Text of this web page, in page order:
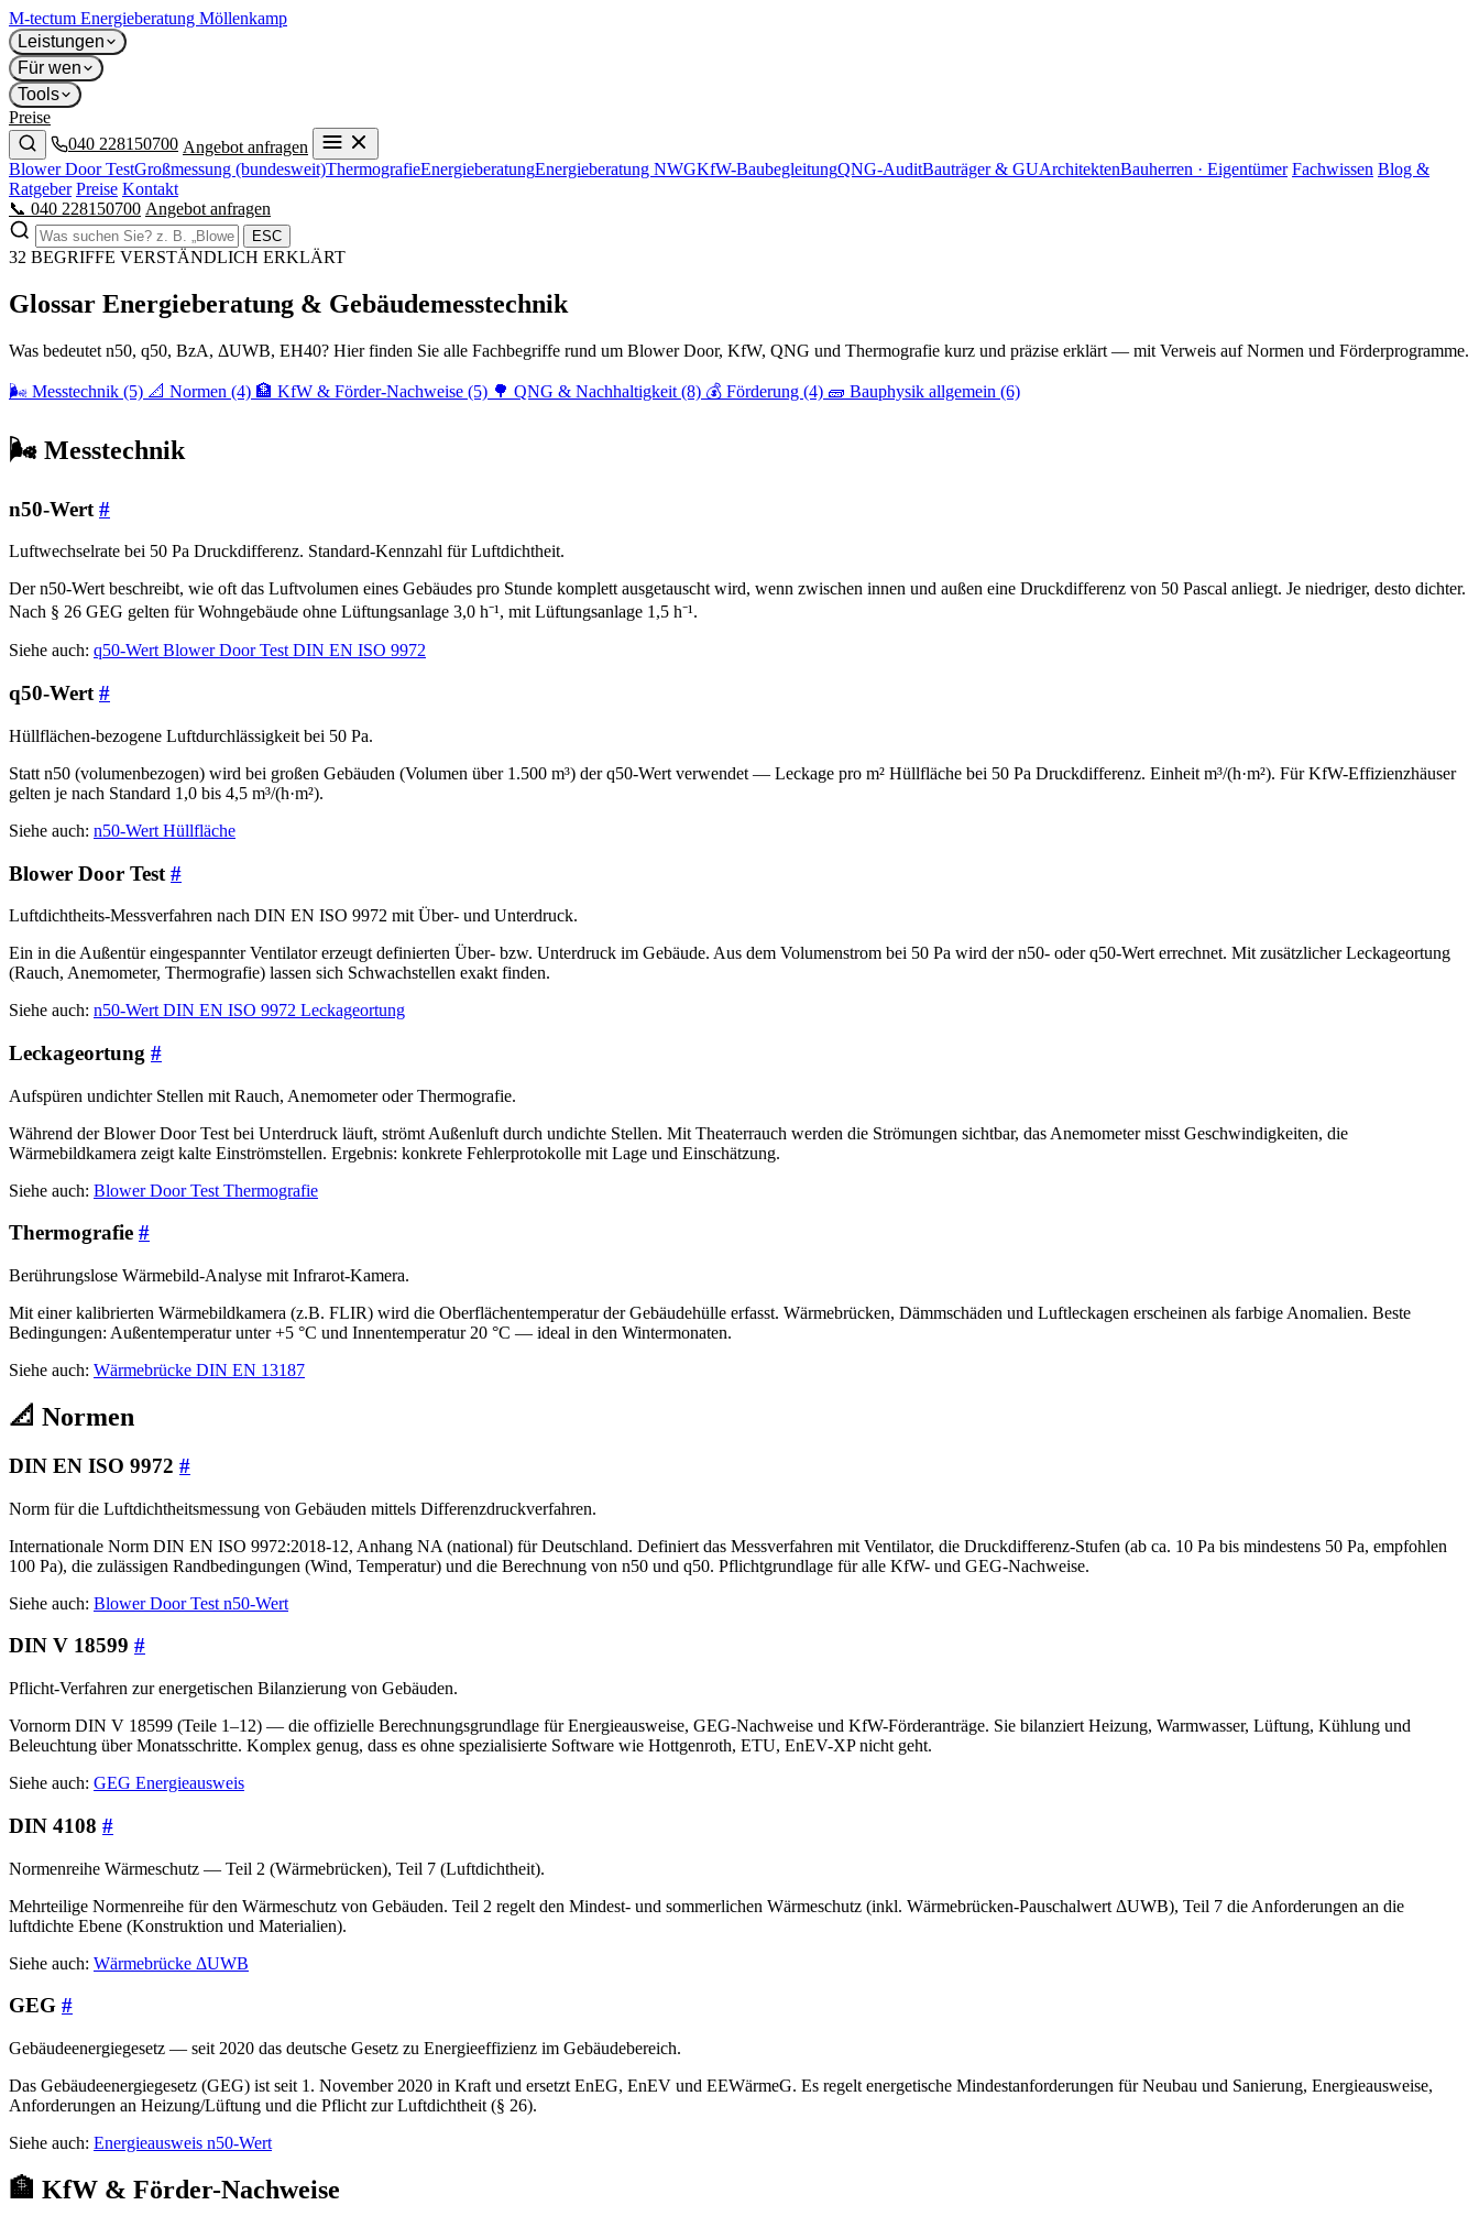
M-tectum Energieberatung Möllenkamp
Leistungen
Für wen
Tools
Preise
040 228150700 Angebot anfragen
Blower Door TestGroßmessung (bundesweit)ThermografieEnergieberatungEnergieberatung NWGKfW-BaubegleitungQNG-AuditBauträger & GUArchitektenBauherren · Eigentümer Fachwissen Blog &
Ratgeber Preise Kontakt
📞 040 228150700 Angebot anfragen
ESC
32 BEGRIFFE VERSTÄNDLICH ERKLÄRT
Glossar Energieberatung & Gebäudemesstechnik
Was bedeutet n50, q50, BzA, ΔUWB, EH40? Hier finden Sie alle Fachbegriffe rund um Blower Door, KfW, QNG und Thermografie kurz und präzise erklärt — mit Verweis auf Normen und Förderprogramme.
🌬 Messtechnik (5) 📐 Normen (4) 🏦 KfW & Förder-Nachweise (5) 🌳 QNG & Nachhaltigkeit (8) 💰 Förderung (4) 🧱 Bauphysik allgemein (6)
🌬 Messtechnik
n50-Wert #
Luftwechselrate bei 50 Pa Druckdifferenz. Standard-Kennzahl für Luftdichtheit.
Der n50-Wert beschreibt, wie oft das Luftvolumen eines Gebäudes pro Stunde komplett ausgetauscht wird, wenn zwischen innen und außen eine Druckdifferenz von 50 Pascal anliegt. Je niedriger, desto dichter.
Nach § 26 GEG gelten für Wohngebäude ohne Lüftungsanlage 3,0 h⁻¹, mit Lüftungsanlage 1,5 h⁻¹.
Siehe auch: q50-Wert Blower Door Test DIN EN ISO 9972
q50-Wert #
Hüllflächen-bezogene Luftdurchlässigkeit bei 50 Pa.
Statt n50 (volumenbezogen) wird bei großen Gebäuden (Volumen über 1.500 m³) der q50-Wert verwendet — Leckage pro m² Hüllfläche bei 50 Pa Druckdifferenz. Einheit m³/(h·m²). Für KfW-Effizienzhäuser
gelten je nach Standard 1,0 bis 4,5 m³/(h·m²).
Siehe auch: n50-Wert Hüllfläche
Blower Door Test #
Luftdichtheits-Messverfahren nach DIN EN ISO 9972 mit Über- und Unterdruck.
Ein in die Außentür eingespannter Ventilator erzeugt definierten Über- bzw. Unterdruck im Gebäude. Aus dem Volumenstrom bei 50 Pa wird der n50- oder q50-Wert errechnet. Mit zusätzlicher Leckageortung
(Rauch, Anemometer, Thermografie) lassen sich Schwachstellen exakt finden.
Siehe auch: n50-Wert DIN EN ISO 9972 Leckageortung
Leckageortung #
Aufspüren undichter Stellen mit Rauch, Anemometer oder Thermografie.
Während der Blower Door Test bei Unterdruck läuft, strömt Außenluft durch undichte Stellen. Mit Theaterrauch werden die Strömungen sichtbar, das Anemometer misst Geschwindigkeiten, die
Wärmebildkamera zeigt kalte Einströmstellen. Ergebnis: konkrete Fehlerprotokolle mit Lage und Einschätzung.
Siehe auch: Blower Door Test Thermografie
Thermografie #
Berührungslose Wärmebild-Analyse mit Infrarot-Kamera.
Mit einer kalibrierten Wärmebildkamera (z.B. FLIR) wird die Oberflächentemperatur der Gebäudehülle erfasst. Wärmebrücken, Dämmschäden und Luftleckagen erscheinen als farbige Anomalien. Beste
Bedingungen: Außentemperatur unter +5 °C und Innentemperatur 20 °C — ideal in den Wintermonaten.
Siehe auch: Wärmebrücke DIN EN 13187
📐 Normen
DIN EN ISO 9972 #
Norm für die Luftdichtheitsmessung von Gebäuden mittels Differenzdruckverfahren.
Internationale Norm DIN EN ISO 9972:2018-12, Anhang NA (national) für Deutschland. Definiert das Messverfahren mit Ventilator, die Druckdifferenz-Stufen (ab ca. 10 Pa bis mindestens 50 Pa, empfohlen
100 Pa), die zulässigen Randbedingungen (Wind, Temperatur) und die Berechnung von n50 und q50. Pflichtgrundlage für alle KfW- und GEG-Nachweise.
Siehe auch: Blower Door Test n50-Wert
DIN V 18599 #
Pflicht-Verfahren zur energetischen Bilanzierung von Gebäuden.
Vornorm DIN V 18599 (Teile 1–12) — die offizielle Berechnungsgrundlage für Energieausweise, GEG-Nachweise und KfW-Förderanträge. Sie bilanziert Heizung, Warmwasser, Lüftung, Kühlung und
Beleuchtung über Monatsschritte. Komplex genug, dass es ohne spezialisierte Software wie Hottgenroth, ETU, EnEV-XP nicht geht.
Siehe auch: GEG Energieausweis
DIN 4108 #
Normenreihe Wärmeschutz — Teil 2 (Wärmebrücken), Teil 7 (Luftdichtheit).
Mehrteilige Normenreihe für den Wärmeschutz von Gebäuden. Teil 2 regelt den Mindest- und sommerlichen Wärmeschutz (inkl. Wärmebrücken-Pauschalwert ΔUWB), Teil 7 die Anforderungen an die
luftdichte Ebene (Konstruktion und Materialien).
Siehe auch: Wärmebrücke ΔUWB
GEG #
Gebäudeenergiegesetz — seit 2020 das deutsche Gesetz zu Energieeffizienz im Gebäudebereich.
Das Gebäudeenergiegesetz (GEG) ist seit 1. November 2020 in Kraft und ersetzt EnEG, EnEV und EEWärmeG. Es regelt energetische Mindestanforderungen für Neubau und Sanierung, Energieausweise,
Anforderungen an Heizung/Lüftung und die Pflicht zur Luftdichtheit (§ 26).
Siehe auch: Energieausweis n50-Wert
🏦 KfW & Förder-Nachweise